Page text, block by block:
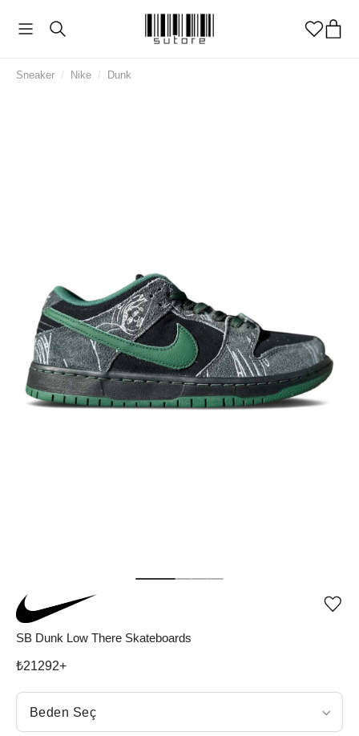
Sneaker / Nike / Dunk
SB Dunk Low There Skateboards
₺21292+
Beden Seç
Beden Seç